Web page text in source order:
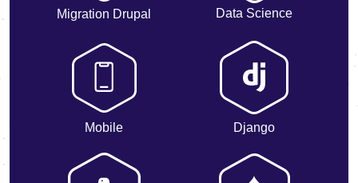
Migration Drupal Data Science
Mobile Django